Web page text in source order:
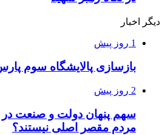
دیگر اخبار
1 روز پیش
بازسازی پالایشگاه سوم
2 روز پیش
سهم پنهان دولت و صنعت در
مردم مقصر اصلی نیستند؟